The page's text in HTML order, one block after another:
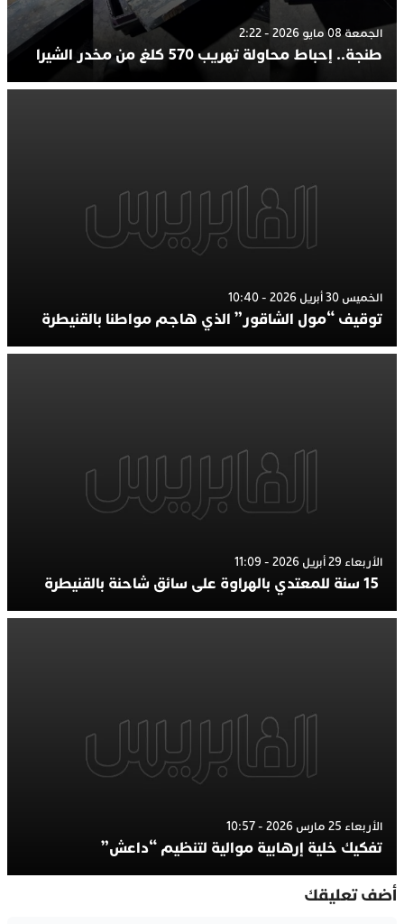
الجمعة 08 مايو 2026 - 2:22
طنجة.. إحباط محاولة تهريب 570 كلغ من مخدر الشيرا
الخميس 30 أبريل 2026 - 10:40
توقيف “مول الشاقور” الذي هاجم مواطنا بالقنيطرة
الأربعاء 29 أبريل 2026 - 11:09
الأربعاء 25 مارس 2026 - 10:57
تفكيك خلية إرهابية موالية لتنظيم “داعش”
أضف تعليقك